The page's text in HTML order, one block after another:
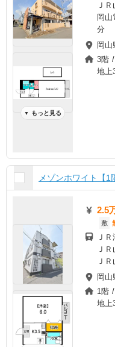
▼ もっと見る
Ｊ
岡
分
岡山
3階
地上
メゾンホワイト【1
2.5
敷
Ｊ
Ｊ
Ｊ
岡山
1階
地上